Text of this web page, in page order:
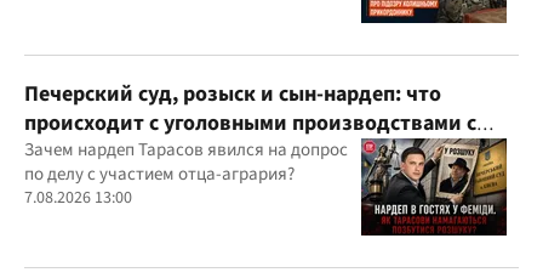
Печерский суд, розыск и сын-нардеп: что
происходит с уголовными производствами с
участием агробарона Тарасова?
Зачем нардеп Тарасов явился на допрос
по делу с участием отца-агрария?
7.08.2026 13:00